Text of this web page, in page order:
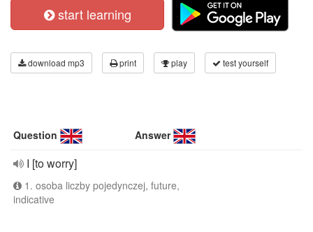
start learning
download mp3 print play test yourself
Question Answer
I [to worry]
1. osoba liczby pojedynczej, future,
indicative